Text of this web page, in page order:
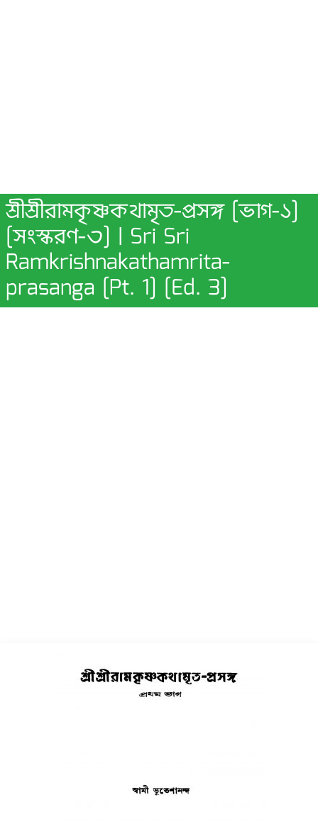
শ্রীশ্রীরামকৃষ্ণকথামৃত-প্রসঙ্গ [ভাগ-১]
[সংস্করণ-৩] | Sri Sri
Ramkrishnakathamrita-
prasanga [Pt. 1] [Ed. 3]